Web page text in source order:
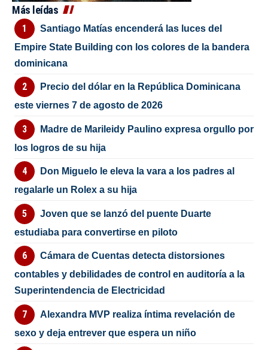
Más leídas
Santiago Matías encenderá las luces del
Empire State Building con los colores de la bandera
dominicana
Precio del dólar en la República Dominicana
este viernes 7 de agosto de 2026
Madre de Marileidy Paulino expresa orgullo por
los logros de su hija
Don Miguelo le eleva la vara a los padres al
regalarle un Rolex a su hija
Joven que se lanzó del puente Duarte
estudiaba para convertirse en piloto
Cámara de Cuentas detecta distorsiones
contables y debilidades de control en auditoría a la
Superintendencia de Electricidad
Alexandra MVP realiza íntima revelación de
sexo y deja entrever que espera un niño